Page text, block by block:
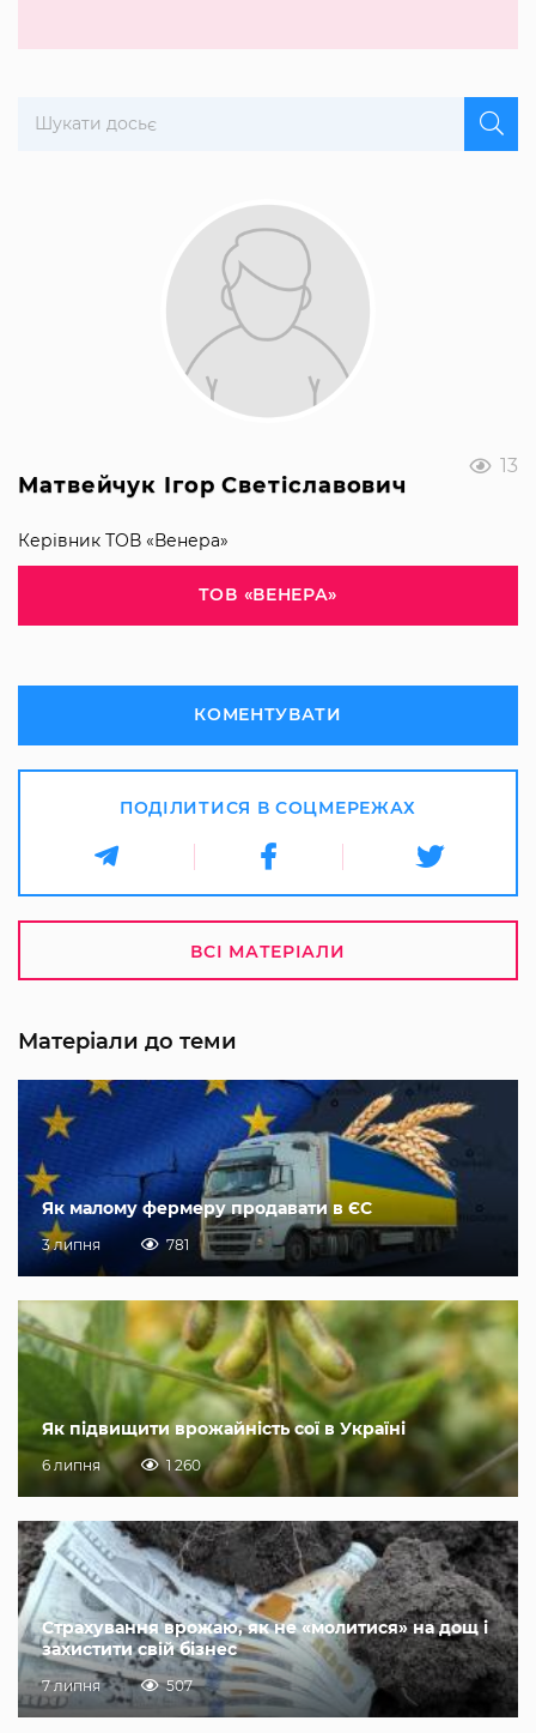
13
Матвейчук Ігор Светіславович
Керівник ТОВ «Венера»
ТОВ «ВЕНЕРА»
КОМЕНТУВАТИ
ПОДІЛИТИСЯ В СОЦМЕРЕЖАХ
ВСІ МАТЕРІАЛИ
Матеріали до теми
Як малому фермеру продавати в ЄС
3 липня 781
Як підвищити врожайність сої в Україні
6 липня 1 260
Страхування врожаю, як не «молитися» на дощ і
захистити свій бізнес
7 липня 507